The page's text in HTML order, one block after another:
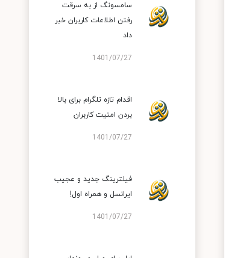
سامسونگ از به سرقت
رفتن اطلاعات کاربران خبر
داد
1401/07/27
اقدام تازه تلگرام برای بالا
بردن امنیت کاربران
1401/07/27
فیلترینگ جدید و عجیب
ایرانسل و همراه اول!
1401/07/27